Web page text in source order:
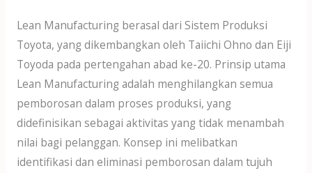
Lean Manufacturing berasal dari Sistem Produksi
Toyota, yang dikembangkan oleh Taiichi Ohno dan Eiji
Toyoda pada pertengahan abad ke-20. Prinsip utama
Lean Manufacturing adalah menghilangkan semua
pemborosan dalam proses produksi, yang
didefinisikan sebagai aktivitas yang tidak menambah
nilai bagi pelanggan. Konsep ini melibatkan
identifikasi dan eliminasi pemborosan dalam tujuh